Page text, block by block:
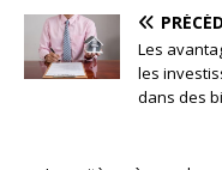
Les
les
dans des